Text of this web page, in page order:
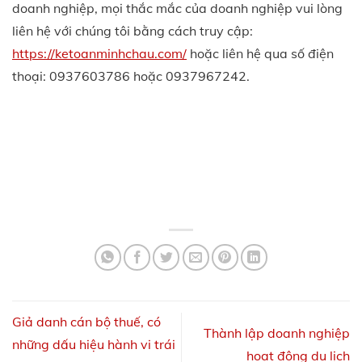
doanh nghiệp, mọi thắc mắc của doanh nghiệp vui lòng
liên hệ với chúng tôi bằng cách truy cập:
https://ketoanminhchau.com/ hoặc liên hệ qua số điện
thoại: 0937603786 hoặc 0937967242.
Giả danh cán bộ thuế, có
những dấu hiệu hành vi trái
Thành lập doanh nghiệp
hoạt động du lịch